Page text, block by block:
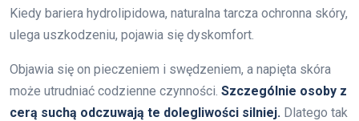
Kiedy bariera hydrolipidowa, naturalna tarcza ochronna skóry,
ulega uszkodzeniu, pojawia się dyskomfort.
Objawia się on pieczeniem i swędzeniem, a napięta skóra
może utrudniać codzienne czynności. Szczególnie osoby z
cerą suchą odczuwają te dolegliwości silniej. Dlatego tak